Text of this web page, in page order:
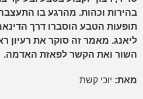
בהירות וכהות. מהרגע בו
תופעות הטבע הוסברו דרך
ליאנג. מאמר זה סוקר את רעיון
השור ואת הקשר לפאזת האדמה.
מאת: יוכי קשת